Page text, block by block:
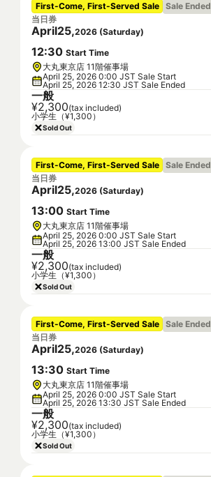
First-Come, First-Served Sale Sale Ended
当日券
April25,2026 (Saturday)
12:30 Start Time
大丸東京店 11階催事場
April 25, 2026 0:00 JST Sale Start
April 25, 2026 12:30 JST Sale Ended
一般
¥2,300(tax included)
小学生（¥1,300）
Sold Out
First-Come, First-Served Sale Sale Ended
当日券
April25,2026 (Saturday)
13:00 Start Time
大丸東京店 11階催事場
April 25, 2026 0:00 JST Sale Start
April 25, 2026 13:00 JST Sale Ended
一般
¥2,300(tax included)
小学生（¥1,300）
Sold Out
First-Come, First-Served Sale Sale Ended
当日券
April25,2026 (Saturday)
13:30 Start Time
大丸東京店 11階催事場
April 25, 2026 0:00 JST Sale Start
April 25, 2026 13:30 JST Sale Ended
一般
¥2,300(tax included)
小学生（¥1,300）
Sold Out